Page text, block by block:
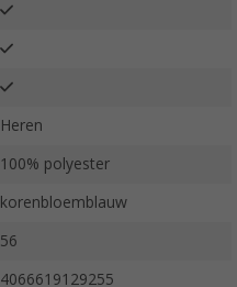
Heren
100% polyester
korenbloemblauw
56
4066619129255